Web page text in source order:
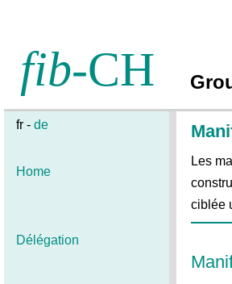
fib-CH
fr - de
Home
Délégation
Les
ciblée